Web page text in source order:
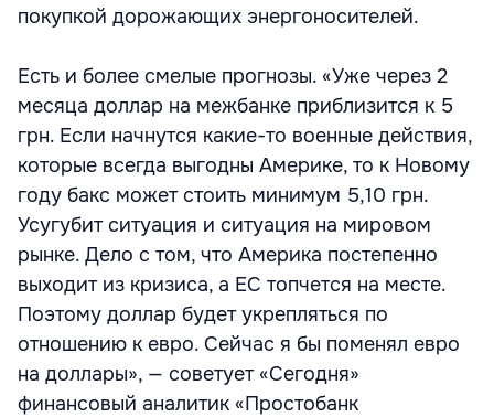
покупкой дорожающих энергоносителей.
Есть и более смелые прогнозы. «Уже через 2
месяца доллар на межбанке приблизится к 5
грн. Если начнутся какие-то военные действия,
которые всегда выгодны Америке, то к Новому
году бакс может стоить минимум 5,10 грн.
Усугубит ситуация и ситуация на мировом
рынке. Дело с том, что Америка постепенно
выходит из кризиса, а ЕС топчется на месте.
Поэтому доллар будет укрепляться по
отношению к евро. Сейчас я бы поменял евро
на доллары», — советует «Сегодня»
финансовый аналитик «Простобанк